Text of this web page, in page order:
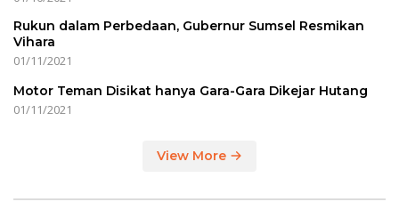
Rukun dalam Perbedaan, Gubernur Sumsel Resmikan
Vihara
01/11/2021
Motor Teman Disikat hanya Gara-Gara Dikejar Hutang
01/11/2021
View More